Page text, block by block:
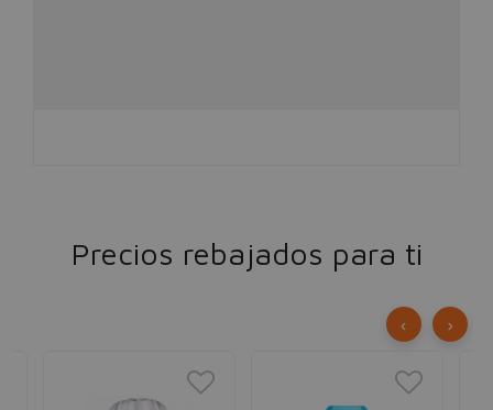
Precios rebajados para ti
‹ ›